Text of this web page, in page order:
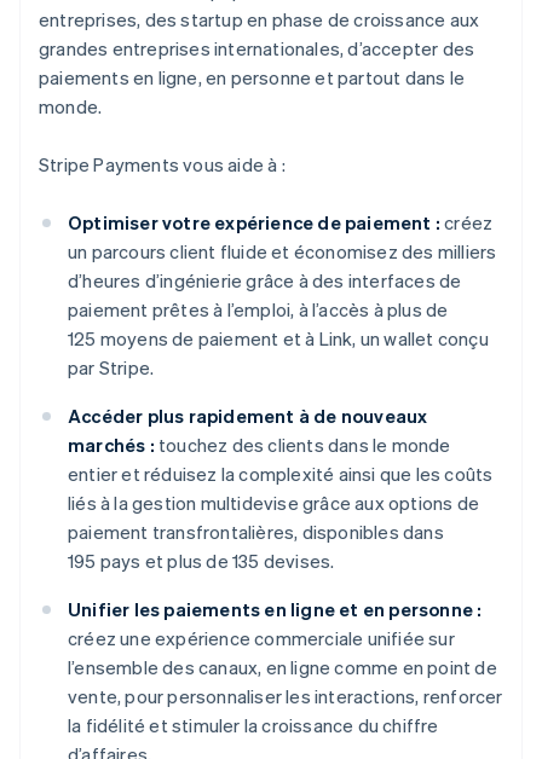
entreprises, des startup en phase de croissance aux
grandes entreprises internationales, d’accepter des
paiements en ligne, en personne et partout dans le
monde.
Stripe Payments vous aide à :
Optimiser votre expérience de paiement : créez
un parcours client fluide et économisez des milliers
d’heures d’ingénierie grâce à des interfaces de
paiement prêtes à l’emploi, à l’accès à plus de
125 moyens de paiement et à Link, un wallet conçu
par Stripe.
Accéder plus rapidement à de nouveaux
marchés : touchez des clients dans le monde
entier et réduisez la complexité ainsi que les coûts
liés à la gestion multidevise grâce aux options de
paiement transfrontalières, disponibles dans
195 pays et plus de 135 devises.
Unifier les paiements en ligne et en personne :
créez une expérience commerciale unifiée sur
l’ensemble des canaux, en ligne comme en point de
vente, pour personnaliser les interactions, renforcer
la fidélité et stimuler la croissance du chiffre